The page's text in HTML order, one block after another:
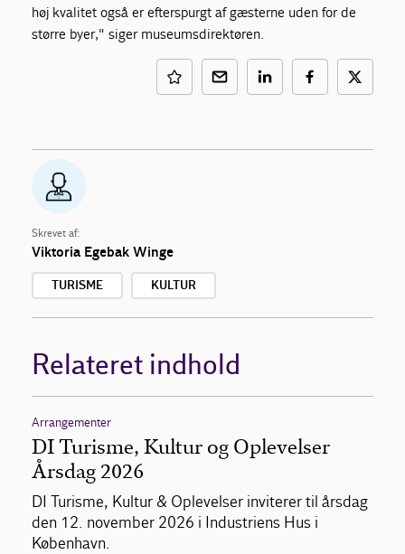
høj kvalitet også er efterspurgt af gæsterne uden for de
større byer," siger museumsdirektøren.
Skrevet af:
Viktoria Egebak Winge
TURISME KULTUR
Relateret indhold
Arrangementer
DI Turisme, Kultur og Oplevelser
Årsdag 2026
DI Turisme, Kultur & Oplevelser inviterer til årsdag
den 12. november 2026 i Industriens Hus i
København.